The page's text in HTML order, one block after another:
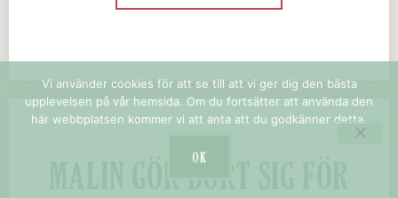
MALIN GÖR BORT SIG FÖR
Vi använder cookies för att se till att vi ger dig den bästa
upplevelsen på vår hemsida. Om du fortsätter att använda den
här webbplatsen kommer vi att anta att du godkänner detta.
OK